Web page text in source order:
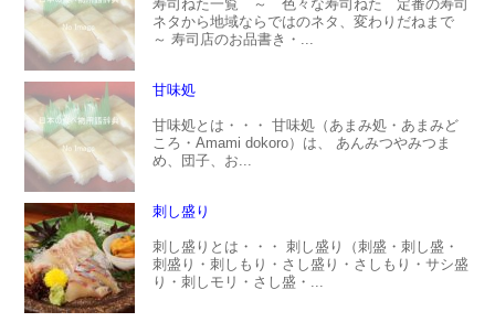
寿司ねた一覧 ～ 色々な寿司ねた 定番の寿司
ネタから地域ならではのネタ、変わりだねまで
～ 寿司店のお品書き・...
甘味処
甘味処とは・・・ 甘味処（あまみ処・あまみど
ころ・Amami dokoro）は、 あんみつやみつま
め、団子、お...
刺し盛り
刺し盛りとは・・・ 刺し盛り（刺盛・刺し盛・
刺盛り・刺しもり・さし盛り・さしもり・サシ盛
り・刺しモリ・さし盛・...